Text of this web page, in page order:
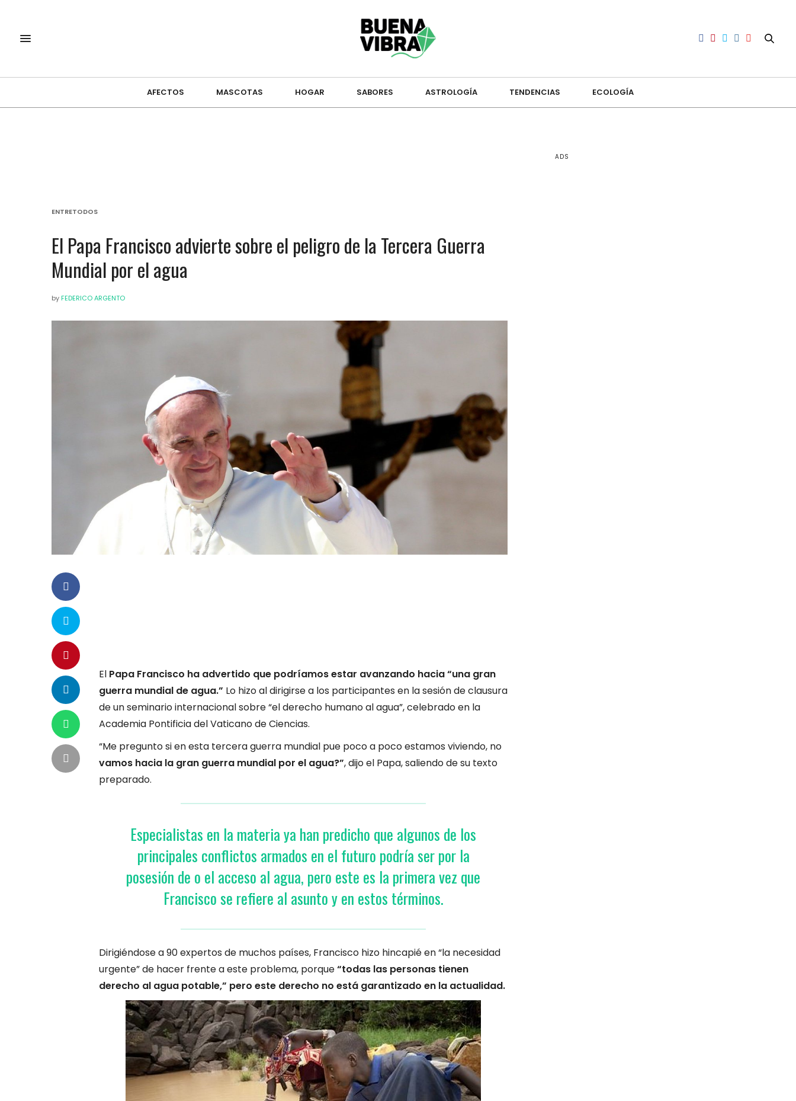
AFECTOS MASCOTAS HOGAR SABORES ASTROLOGÍA TENDENCIAS ECOLOGÍA
ENTRETODOS
El Papa Francisco advierte sobre el peligro de la Tercera Guerra
Mundial por el agua
by FEDERICO ARGENTO
El Papa Francisco ha advertido que podríamos estar avanzando hacia “una gran
guerra mundial de agua.” Lo hizo al dirigirse a los participantes en la sesión de clausura
de un seminario internacional sobre “el derecho humano al agua”, celebrado en la
Academia Pontificia del Vaticano de Ciencias.
“Me pregunto si en esta tercera guerra mundial pue poco a poco estamos viviendo, no
vamos hacia la gran guerra mundial por el agua?”, dijo el Papa, saliendo de su texto
preparado.
Especialistas en la materia ya han predicho que algunos de los
principales conflictos armados en el futuro podría ser por la
posesión de o el acceso al agua, pero este es la primera vez que
Francisco se refiere al asunto y en estos términos.
Dirigiéndose a 90 expertos de muchos países, Francisco hizo hincapié en “la necesidad
urgente” de hacer frente a este problema, porque“todas las personas tienen
derecho al agua potable,” pero este derecho no está garantizado en la actualidad.
ADS